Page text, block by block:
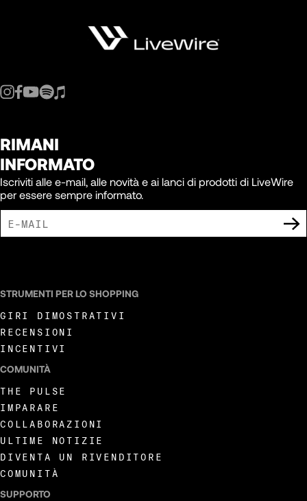
RIMANI
INFORMATO
Iscriviti alle e-mail, alle novità e ai lanci di prodotti di LiveWire
per essere sempre informato.
STRUMENTI PER LO SHOPPING
GIRI DIMOSTRATIVI
RECENSIONI
INCENTIVI
COMUNITÀ
THE PULSE
IMPARARE
COLLABORAZIONI
ULTIME NOTIZIE
DIVENTA UN RIVENDITORE
COMUNITÀ
SUPPORTO